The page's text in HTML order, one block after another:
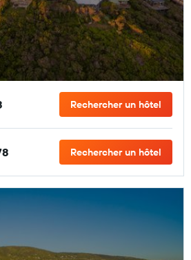
Rechercher un hôtel
Rechercher un hôtel